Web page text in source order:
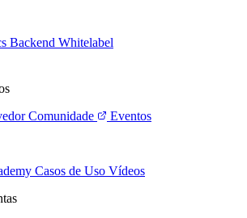
Backend Whitelabel
Comunidade
Eventos
Casos de Uso Vídeos